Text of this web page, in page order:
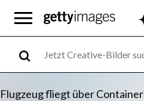
Flugzeug fliegt über